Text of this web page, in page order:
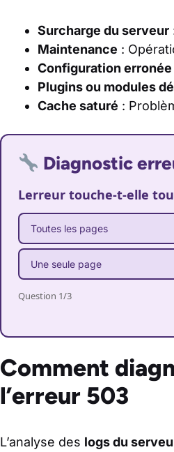
Surcharge du serveur
Maintenance :
Configuration erronée
Plugins ou modules
Cache saturé :
Diagnostic
Lerreur touche-t-elle
Toutes les pages
Une seule page
Question 1/3
Comment
l’erreur 503
L’analyse des logs du